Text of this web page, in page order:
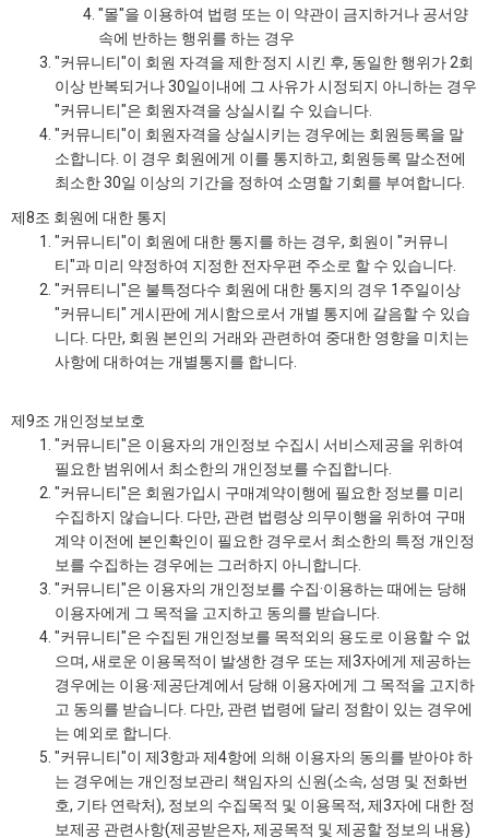
"몰"을 이용하여 법령 또는 이 약관이 금지하거나 공서양
속에 반하는 행위를 하는 경우
"커뮤니티"이 회원 자격을 제한·정지 시킨 후, 동일한 행위가 2회
이상 반복되거나 30일이내에 그 사유가 시정되지 아니하는 경우
"커뮤니티"은 회원자격을 상실시킬 수 있습니다.
"커뮤니티"이 회원자격을 상실시키는 경우에는 회원등록을 말
소합니다. 이 경우 회원에게 이를 통지하고, 회원등록 말소전에
최소한 30일 이상의 기간을 정하여 소명할 기회를 부여합니다.
제8조 회원에 대한 통지
"커뮤니티"이 회원에 대한 통지를 하는 경우, 회원이 "커뮤니
티"과 미리 약정하여 지정한 전자우편 주소로 할 수 있습니다.
"커뮤티니"은 불특정다수 회원에 대한 통지의 경우 1주일이상
"커뮤니티" 게시판에 게시함으로서 개별 통지에 갈음할 수 있습
니다. 다만, 회원 본인의 거래와 관련하여 중대한 영향을 미치는
사항에 대하여는 개별통지를 합니다.
제9조 개인정보보호
"커뮤니티"은 이용자의 개인정보 수집시 서비스제공을 위하여
필요한 범위에서 최소한의 개인정보를 수집합니다.
"커뮤니티"은 회원가입시 구매계약이행에 필요한 정보를 미리
수집하지 않습니다. 다만, 관련 법령상 의무이행을 위하여 구매
계약 이전에 본인확인이 필요한 경우로서 최소한의 특정 개인정
보를 수집하는 경우에는 그러하지 아니합니다.
"커뮤니티"은 이용자의 개인정보를 수집·이용하는 때에는 당해
이용자에게 그 목적을 고지하고 동의를 받습니다.
"커뮤니티"은 수집된 개인정보를 목적외의 용도로 이용할 수 없
으며, 새로운 이용목적이 발생한 경우 또는 제3자에게 제공하는
경우에는 이용·제공단계에서 당해 이용자에게 그 목적을 고지하
고 동의를 받습니다. 다만, 관련 법령에 달리 정함이 있는 경우에
는 예외로 합니다.
"커뮤니티"이 제3항과 제4항에 의해 이용자의 동의를 받아야 하
는 경우에는 개인정보관리 책임자의 신원(소속, 성명 및 전화번
호, 기타 연락처), 정보의 수집목적 및 이용목적, 제3자에 대한 정
보제공 관련사항(제공받은자, 제공목적 및 제공할 정보의 내용)